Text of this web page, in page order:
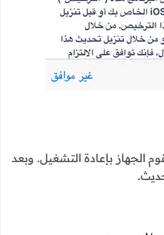
الجهاز بإعادة التشغيل. وبعد